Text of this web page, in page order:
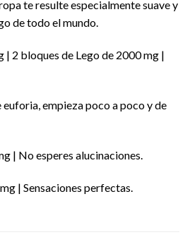
te resulte especialmente suave y
de todo el mundo.
| 2 bloques de Lego de 2000 mg |
empieza poco a poco y de
| No esperes alucinaciones.
| Sensaciones perfectas.